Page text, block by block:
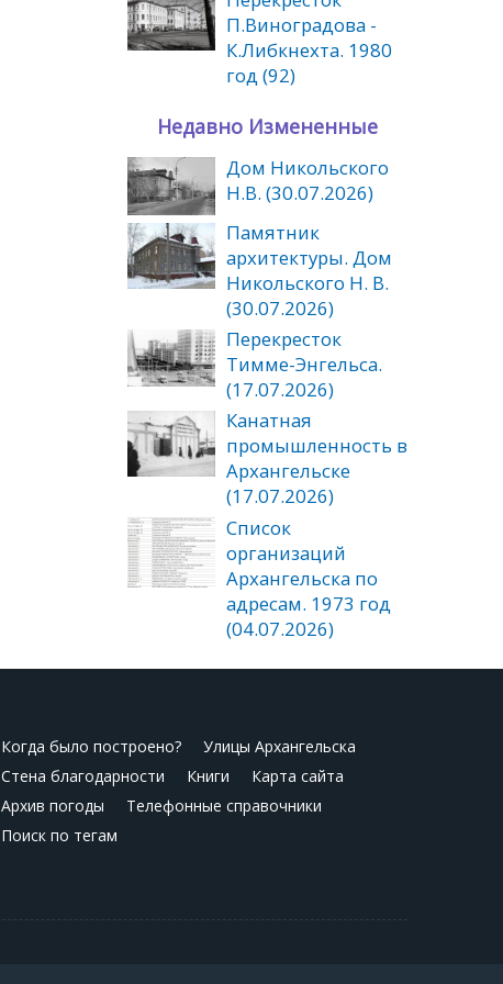
П.Виноградова -
К.Либкнехта. 1980
год (92)
Недавно Измененные
Дом Никольского
Н.В. (30.07.2026)
Памятник
архитектуры. Дом
Никольского Н. В.
(30.07.2026)
Перекресток
Тимме-Энгельса.
(17.07.2026)
Канатная
промышленность в
Архангельске
(17.07.2026)
Список
организаций
Архангельска по
адресам. 1973 год
(04.07.2026)
Когда было построено?
Улицы Архангельска
Стена благодарности
Книги
Карта сайта
Архив погоды
Телефонные справочники
Поиск по тегам